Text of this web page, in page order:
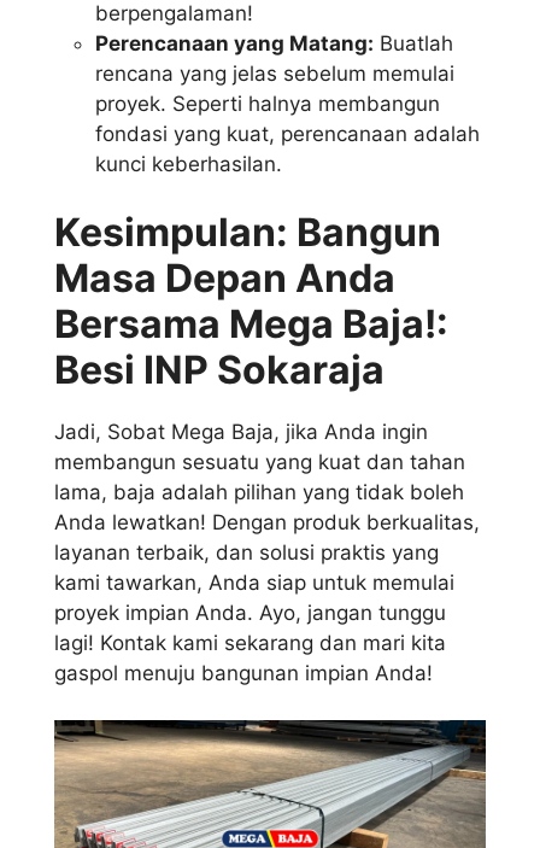
berpengalaman!
Perencanaan yang Matang: Buatlah
rencana yang jelas sebelum memulai
proyek. Seperti halnya membangun
fondasi yang kuat, perencanaan adalah
kunci keberhasilan.
Kesimpulan: Bangun
Masa Depan Anda
Bersama Mega Baja!:
Besi INP Sokaraja
Jadi, Sobat Mega Baja, jika Anda ingin
membangun sesuatu yang kuat dan tahan
lama, baja adalah pilihan yang tidak boleh
Anda lewatkan! Dengan produk berkualitas,
layanan terbaik, dan solusi praktis yang
kami tawarkan, Anda siap untuk memulai
proyek impian Anda. Ayo, jangan tunggu
lagi! Kontak kami sekarang dan mari kita
gaspol menuju bangunan impian Anda!